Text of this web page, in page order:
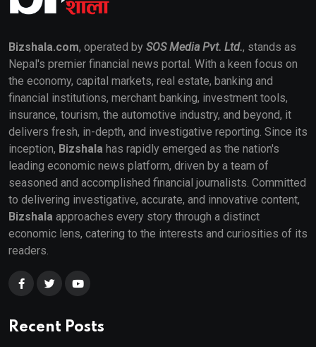
Bizshala.com, operated by SOS Media Pvt. Ltd., stands as
Nepal's premier financial news portal. With a keen focus on
the economy, capital markets, real estate, banking and
financial institutions, merchant banking, investment tools,
insurance, tourism, the automotive industry, and beyond, it
delivers fresh, in-depth, and investigative reporting. Since its
inception, Bizshala has rapidly emerged as the nation's
leading economic news platform, driven by a team of
seasoned and accomplished financial journalists. Committed
to delivering investigative, accurate, and innovative content,
Bizshala approaches every story through a distinct
economic lens, catering to the interests and curiosities of its
readers.
Recent Posts